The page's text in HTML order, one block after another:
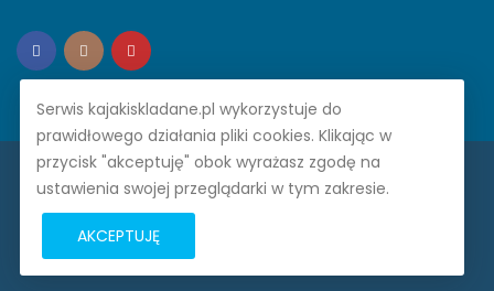
Prime Trade Poland. © 2026. Wszelkie prawa zastrzeżone.
Na tej stronie wykorzystujemy ciasteczka.
Serwis kajakiskladane.pl wykorzystuje do
prawidłowego działania pliki cookies. Klikając w
przycisk "akceptuję" obok wyrażasz zgodę na
ustawienia swojej przeglądarki w tym zakresie.
AKCEPTUJĘ